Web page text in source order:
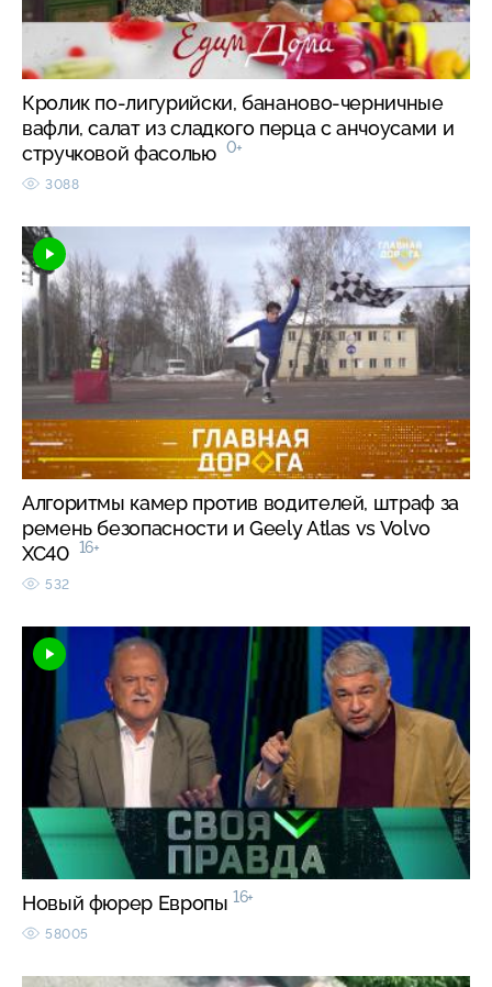
Кролик по-лигурийски, бананово-черничные
вафли, салат из сладкого перца с анчоусами и
стручковой фасолью 0+
3088
Алгоритмы камер против водителей, штраф за
ремень безопасности и Geely Atlas vs Volvo
XC40 16+
532
Новый фюрер Европы 16+
58005